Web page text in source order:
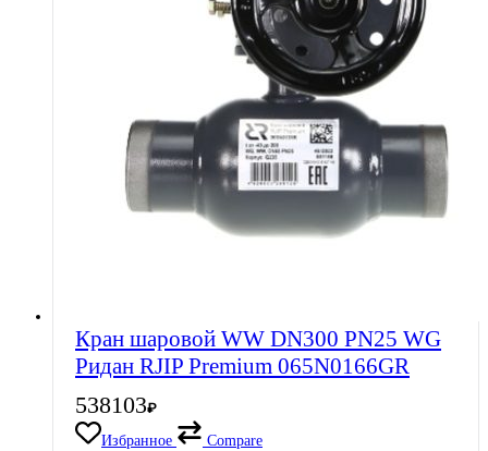
Кран шаровой WW DN300 PN25 WG
Ридан RJIP Premium 065N0166GR
538103₽
Избранное
Compare